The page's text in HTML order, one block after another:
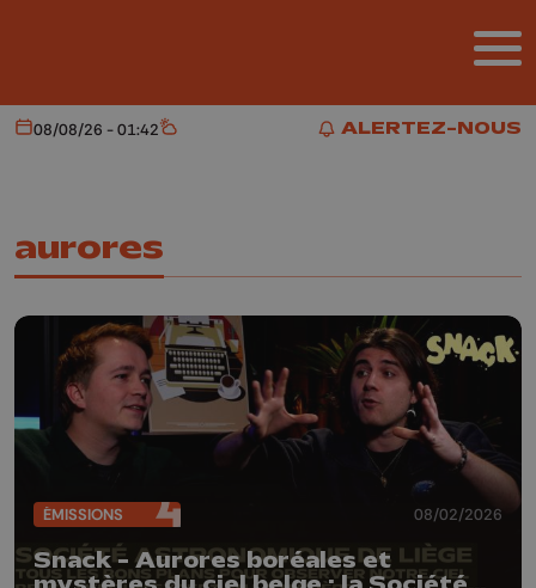
ALERTEZ-NOUS
ALERTEZ-NOUS
Aujourd'hui
08/08/26 - 01:42 Météo
aurores
ÉMISSIONS 08/02/2026
Snack - Aurores boréales et